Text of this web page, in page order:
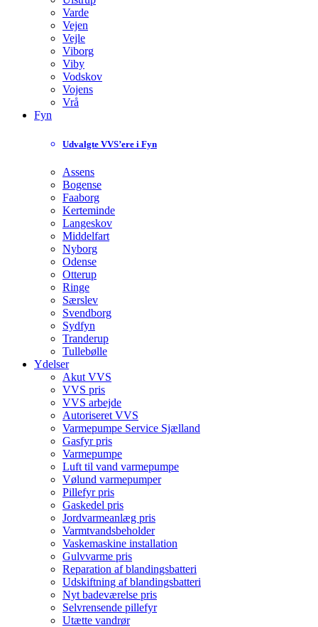
Varde
Vejen
Vejle
Viborg
Viby
Vodskov
Vojens
Vrå
Fyn
Udvalgte VVS’ere i Fyn
Assens
Bogense
Faaborg
Kerteminde
Langeskov
Middelfart
Nyborg
Odense
Otterup
Ringe
Særslev
Svendborg
Sydfyn
Tranderup
Tullebølle
Ydelser
Akut VVS
VVS pris
VVS arbejde
Autoriseret VVS
Varmepumpe Service Sjælland
Gasfyr pris
Varmepumpe
Luft til vand varmepumpe
Vølund varmepumper
Pillefyr pris
Gaskedel pris
Jordvarmeanlæg pris
Varmtvandsbeholder
Vaskemaskine installation
Gulvvarme pris
Reparation af blandingsbatteri
Udskiftning af blandingsbatteri
Nyt badeværelse pris
Selvrensende pillefyr
Utætte vandrør